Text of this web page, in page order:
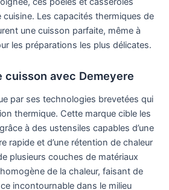
Les capacités thermiques de
une cuisson parfaite, même à
les préparations les plus délicates.
cuisson avec Demeyere
par ses technologies brevetées qui
thermique. Cette marque cible les
à des ustensiles capables d’une
rapide et d’une rétention de chaleur
plusieurs couches de matériaux
de la chaleur, faisant de
incontournable dans le milieu